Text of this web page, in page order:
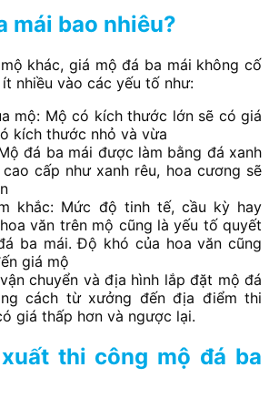
mái bao nhiêu?
khác, giá mộ đá ba mái không cố
nhiều vào các yếu tố như:
mộ: Mộ có kích thước lớn sẽ có giá
kích thước nhỏ và vừa
đá ba mái được làm bằng đá xanh
cao cấp như xanh rêu, hoa cương sẽ
khắc: Mức độ tinh tế, cầu kỳ hay
văn trên mộ cũng là yếu tố quyết
ba mái. Độ khó của hoa văn cũng
giá mộ
chuyển và địa hình lắp đặt mộ đá
cách từ xưởng đến địa điểm thi
giá thấp hơn và ngược lại.
thi công mộ đá ba